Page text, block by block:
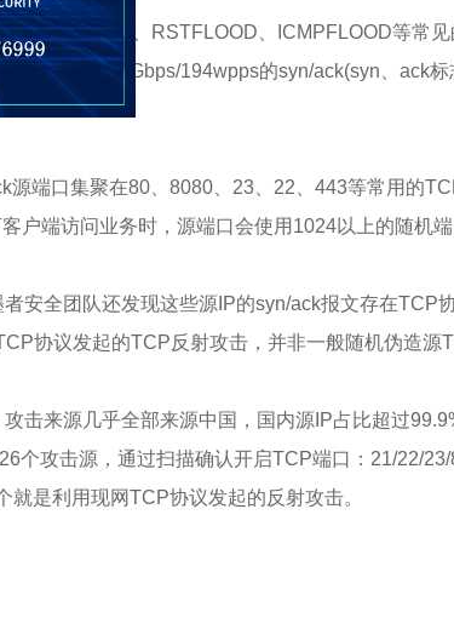
SYNFLOOD、RSTFLOOD、ICMPFLOOD等常见
中混杂着1.98Gbps/194wpps的syn/ack(syn、ack
源端口集聚在80、8080、23、22、443等常用的
户端访问业务时，源端口会使用1024以上的随机端
安全团队还发现这些源IP的syn/ack报文存在TCP
协议发起的TCP反射攻击，并非一般随机伪造源
击来源几乎全部来源中国，国内源IP占比超过
个攻击源，通过扫描确认开启TCP端口：21/22/
就是利用现网TCP协议发起的反射攻击。